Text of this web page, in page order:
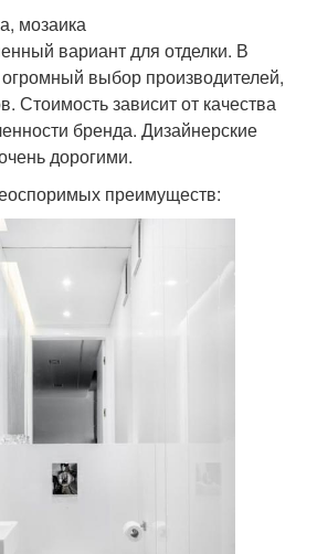
мозаика
вариант для отделки. В
выбор производителей,
Стоимость зависит от качества
бренда. Дизайнерские
дорогими.
преимуществ: